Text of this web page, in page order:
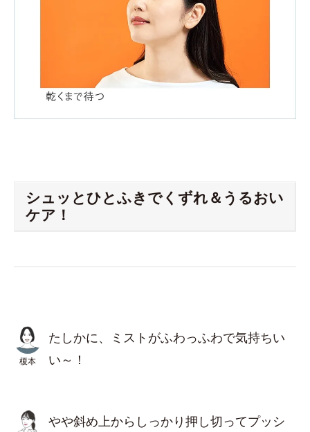
シュッとひとふきでくずれ＆うるおい
ケア！
榎本
たしかに、ミストがふわっふわで気持ちい
い～！
やや斜め上からしっかり押し切ってプッシ